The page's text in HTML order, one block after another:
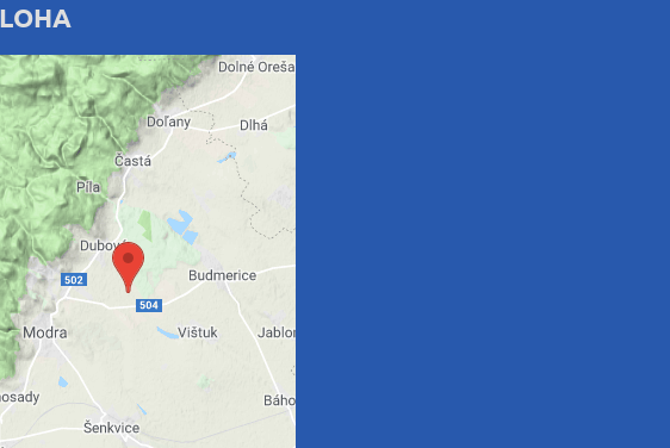
obsah je blokovaný
Voľbami súkromia
Prajete si načítať externý obsah?
Povoliť tentokrát
Povoliť a zapamätať - súhlas
s druhom cookie: Funkčné